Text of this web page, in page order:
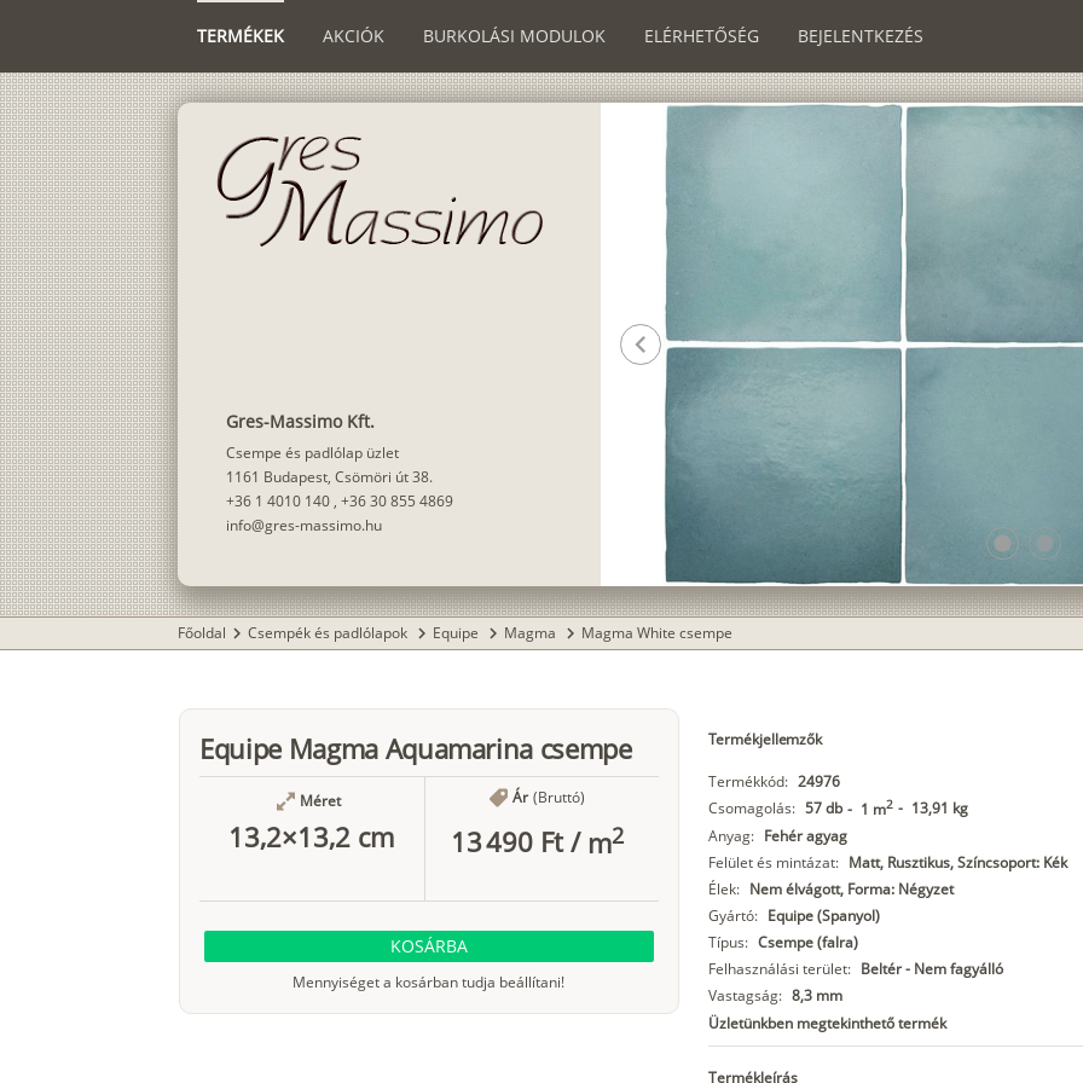
TERMÉKEK AKCIÓK BURKOLÁSI MODULOK ELÉRHETŐSÉG BEJELENTKEZÉS
Gres-Massimo Kft.
Csempe és padlólap üzlet
1161 Budapest, Csömöri út 38.
+36 1 4010 140 , +36 30 855 4869
info@gres-massimo.hu
lens
lens
chevron_left
Főoldal chevron_right Csempék és padlólapok chevron_right Equipe chevron_right Magma chevron_right Magma White csempe
Equipe Magma Aquamarina csempe
Méret
13,2×13,2 cm
Ár (Bruttó)
13 490 Ft/ m2
KOSÁRBA
Mennyiséget a kosárban tudja beállítani!
Termékjellemzők
Termékkód: 24976
Csomagolás: 57 db - 1 m2 - 13,91 kg
Anyag: Fehér agyag
Felület és mintázat: Matt, Rusztikus, Színcsoport: Kék
Élek: Nem élvágott, Forma: Négyzet
Gyártó: Equipe (Spanyol)
Típus: Csempe (falra)
Felhasználási terület: Beltér - Nem fagyálló
Vastagság: 8,3 mm
Üzletünkben megtekinthető termék
Termékleírás